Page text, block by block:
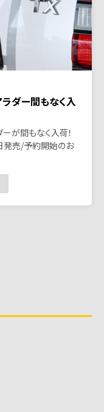
ダー間もなく入
が間もなく入荷！
発売/予約開始のお